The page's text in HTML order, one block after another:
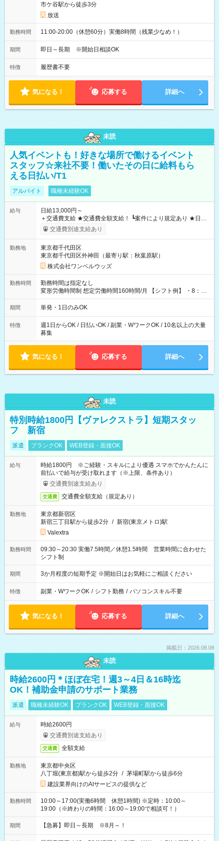
市ケ谷駅から徒歩3分
放送
勤務時間 11:00-20:00（休憩60分）実働8時間（残業少なめ！）
期間 即日～長期 ※開始日相談OK
特徴 履歴書不要
気になる！ 応募する 詳細へ
未読
人気イベントも！好きな場所で働けるイベント
スタッフ☆来社不要！働いたその日に給料もら
える日払い/T1
アルバイト 職種未経験OK
給与
日給13,000円～
＋交通費支給 ★交通費全額支給！ ┗案件により規定あり ★日払
いOK！（規定あり） ┗働いたその日に現金GET♪ お仕事後はコ
ンビニATMから 日払い分を引き落とせます！ 【試用期間】試
交通費別途支給あり
勤務地
東京都千代田区
東京都千代田区外神田（最寄り駅：秋葉原駅）
株式会社ワンベルウッズ
勤務時間
勤務時間は指定なし
変形労働時間制 想定労働時間160時間/月 【シフト例】 ・8：00
～21：00
期間 単発・1日のみOK
特徴
週1日からOK / 日払いOK / 副業・WワークOK / 10名以上の大量
募集
気になる！ 応募する 詳細へ
未読
特別時給1800円【ヴァレクストラ】短期スタッ
フ 新宿
派遣 ブランクOK WEB登録・面接OK
給与
時給1800円 ※ご経験・スキルにより優遇 スマホでかんたんに
前払いで給与が受け取れます（※上限、条件あり）
交通費別途支給あり
交通費 交通費全額支給（規定あり）
勤務地
東京都新宿区
新宿三丁目駅から徒歩2分 / 新宿(東京メトロ)駅
Valextra
勤務時間
09:30～20:30 実働7.5時間／休憩1.5時間 営業時間に合わせた
シフト制
期間 3か月程度の短期予定 ※開始日はお気軽にご相談ください
特徴 副業・WワークOK / シフト勤務 / パソコンスキル不要
気になる！ 応募する 詳細へ
掲載日：2026.08.08
未読
時給2600円＊ほぼ在宅！週3～4日＆16時迄
OK！補助金申請のサポート業務
派遣 職種未経験OK ブランクOK WEB登録・面接OK
給与
時給2600円
交通費別途支給あり
交通費 全額支給
勤務地
東京都中央区
八丁堀(東京都)駅から徒歩2分 / 茅場町駅から徒歩6分
建設業界向けのAIサービスの提供など
勤務時間
10:00～17:00(実働6時間 休憩1時間) ※定時：10:00～
19:00（※終わりの時間：16:00～19:00で相談可！）
期間 【急募】即日～長期 ※8月～！